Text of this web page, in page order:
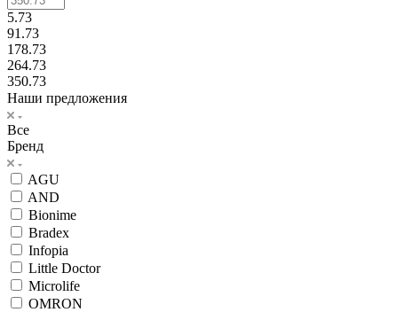
5.73
91.73
178.73
264.73
350.73
Наши предложения
Все
Бренд
AGU
AND
Bionime
Bradex
Infopia
Little Doctor
Microlife
OMRON